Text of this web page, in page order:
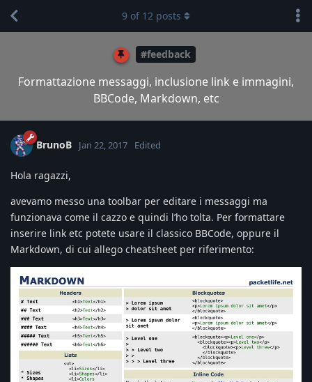
#feedback
Formattazione messaggi, inclusione link e immagini,
BBCode, Markdown, etc
9 of 12 posts
BrunoB Jan 22, 2017 Edited
Hola ragazzi,
avevamo messo una toolbar per editare i messaggi ma
funzionava come il cazzo e quindi l’ho tolta. Per formattare
inserire link etc potete usare il classico BBCode, oppure il
Markdown, di cui allego cheatsheet per riferimento: